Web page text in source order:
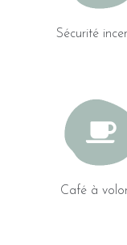
Sécurité
Café à